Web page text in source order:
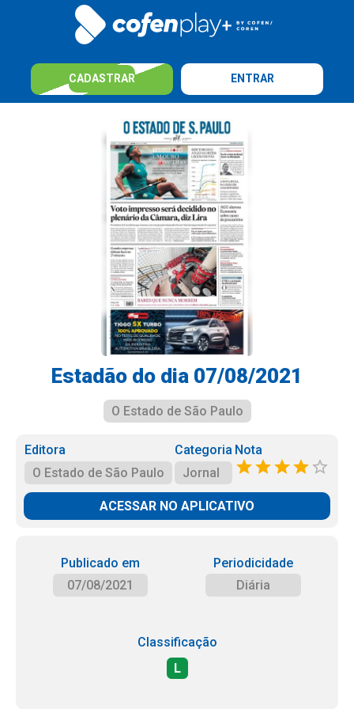
CADASTRAR ENTRAR
Estadão do dia 07/08/2021
O Estado de São Paulo
Editora
O Estado de São Paulo
Categoria
Jornal
Nota
ACESSAR NO APLICATIVO
Publicado em
07/08/2021
Periodicidade
Diária
Classificação
L